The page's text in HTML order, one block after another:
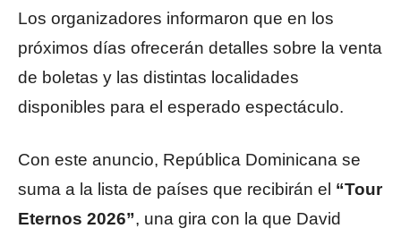
Los organizadores informaron que en los
próximos días ofrecerán detalles sobre la venta
de boletas y las distintas localidades
disponibles para el esperado espectáculo.
Con este anuncio, República Dominicana se
suma a la lista de países que recibirán el “Tour
Eternos 2026”, una gira con la que David